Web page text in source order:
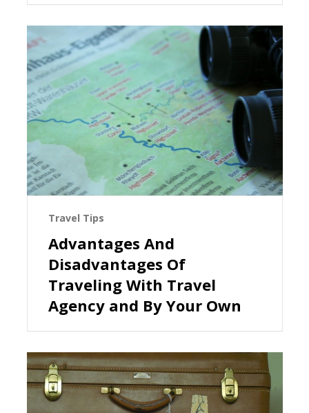
Travel Tips
Advantages And
Disadvantages Of
Traveling With Travel
Agency and By Your Own